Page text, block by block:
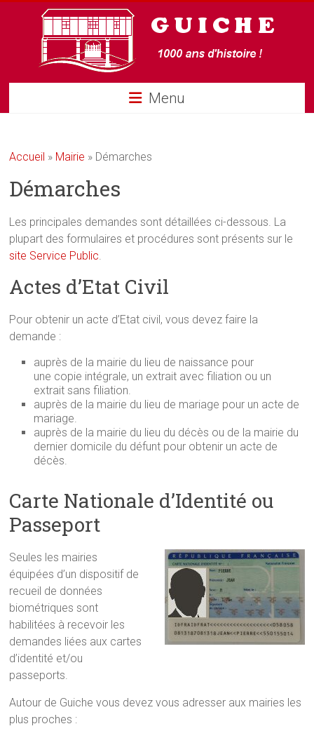
Menu
Accueil » Mairie » Démarches
Démarches
Les principales demandes sont détaillées ci-dessous. La
plupart des formulaires et procédures sont présents sur le
site Service Public.
Actes d’Etat Civil
Pour obtenir un acte d’Etat civil, vous devez faire la
demande :
auprès de la mairie du lieu de naissance pour
une copie intégrale, un extrait avec filiation ou un
extrait sans filiation.
auprès de la mairie du lieu de mariage pour un acte de
mariage.
auprès de la mairie du lieu du décès ou de la mairie du
dernier domicile du défunt pour obtenir un acte de
décès.
Carte Nationale d’Identité ou
Passeport
Seules les mairies
équipées d’un dispositif de
recueil de données
biométriques sont
habilitées à recevoir les
demandes liées aux cartes
d’identité et/ou
passeports.
Autour de Guiche vous devez vous adresser aux mairies les
plus proches :